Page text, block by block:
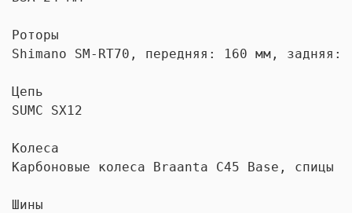
Роторы
Shimano SM-RT70, передняя: 160 мм, задняя:
Цепь
SUMC SX12
Колеса
Карбоновые колеса Braanta C45 Base, спицы
Шины